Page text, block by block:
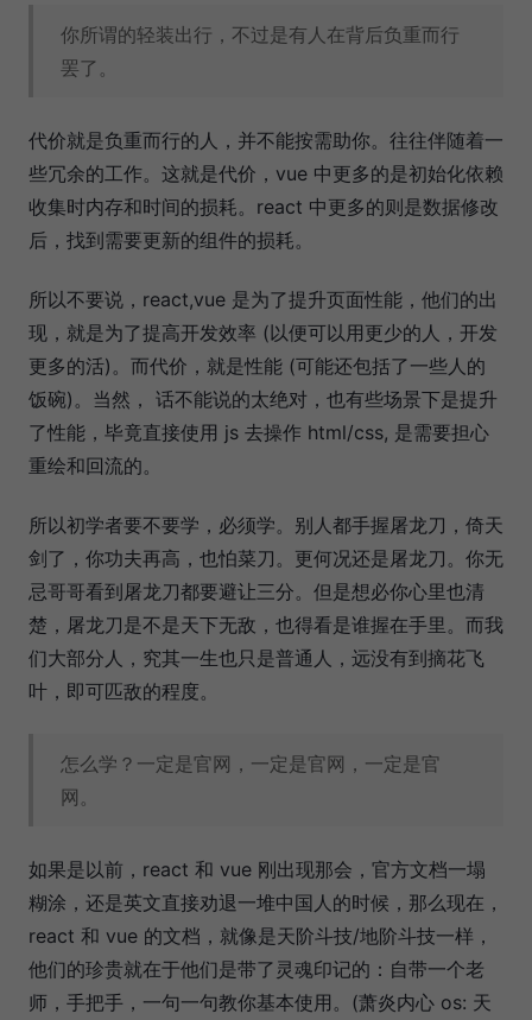
你所谓的轻装出行，不过是有人在背后负重而行
罢了。
代价就是负重而行的人，并不能按需助你。往往伴随着一
些冗余的工作。这就是代价，vue 中更多的是初始化依赖
收集时内存和时间的损耗。react 中更多的则是数据修改
后，找到需要更新的组件的损耗。
所以不要说，react,vue 是为了提升页面性能，他们的出
现，就是为了提高开发效率 (以便可以用更少的人，开发
更多的活)。而代价，就是性能 (可能还包括了一些人的
饭碗)。当然， 话不能说的太绝对，也有些场景下是提升
了性能，毕竟直接使用 js 去操作 html/css, 是需要担心
重绘和回流的。
所以初学者要不要学，必须学。别人都手握屠龙刀，倚天
剑了，你功夫再高，也怕菜刀。更何况还是屠龙刀。你无
忌哥哥看到屠龙刀都要避让三分。但是想必你心里也清
楚，屠龙刀是不是天下无敌，也得看是谁握在手里。而我
们大部分人，究其一生也只是普通人，远没有到摘花飞
叶，即可匹敌的程度。
怎么学？一定是官网，一定是官网，一定是官
网。
如果是以前，react 和 vue 刚出现那会，官方文档一塌
糊涂，还是英文直接劝退一堆中国人的时候，那么现在，
react 和 vue 的文档，就像是天阶斗技/地阶斗技一样，
他们的珍贵就在于他们是带了灵魂印记的：自带一个老
师，手把手，一句一句教你基本使用。(萧炎内心 os: 天